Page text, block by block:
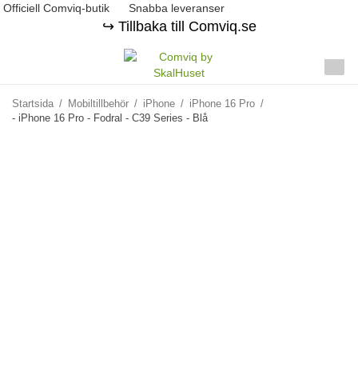
Officiell Comviq-butik Snabba leveranser
↪️ Tillbaka till Comviq.se
Startsida / Mobiltillbehör / iPhone / iPhone 16 Pro /
- iPhone 16 Pro - Fodral - C39 Series - Blå